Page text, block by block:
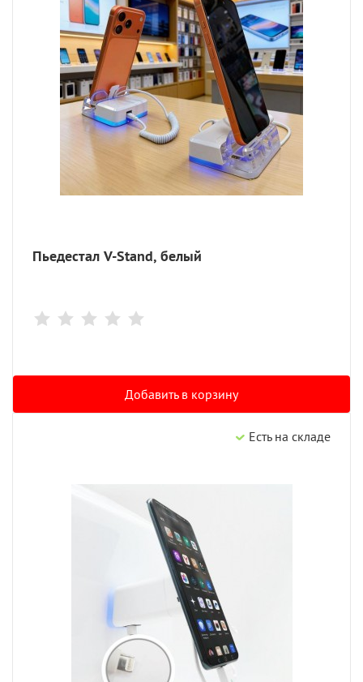
Пьедестал V-Stand, белый
Добавить в корзину
Есть на складе